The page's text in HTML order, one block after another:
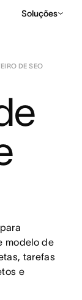
Soluções
DE SEO
modelo de
tarefas
e